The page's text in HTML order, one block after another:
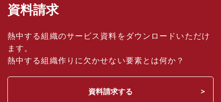
資料請求
熱中する組織のサービス資料をダウンロードいただけ
ます。
熱中する組織作りに欠かせない要素とは何か？
資料請求する